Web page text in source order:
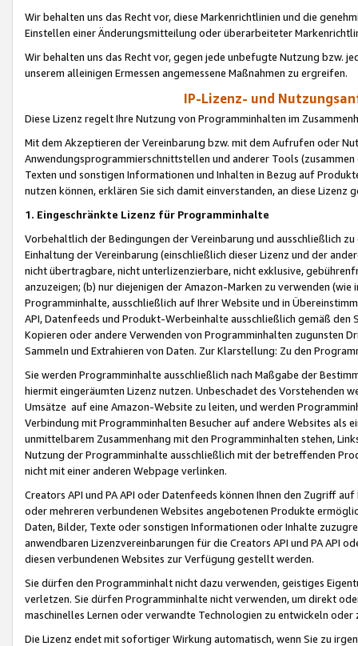
Wir behalten uns das Recht vor, diese Markenrichtlinien und die
Einstellen einer Änderungsmitteilung oder überarbeiteter
Wir behalten uns das Recht vor, gegen jede unbefugte Nutzung bzw.
unserem alleinigen Ermessen angemessene Maßnahmen zu ergreifen.
IP-Lizenz- und
Diese Lizenz regelt Ihre Nutzung von Programminhalten im
Mit dem Akzeptieren der Vereinbarung bzw. mit dem Aufrufen oder
Anwendungsprogrammierschnittstellen und anderer Tools (zusammen
Texten und sonstigen Informationen und Inhalten in Bezug auf
nutzen können, erklären Sie sich damit einverstanden, an diese Lizenz
1. Eingeschränkte Lizenz für Programminhalte
Vorbehaltlich der Bedingungen der Vereinbarung und ausschließlich
Einhaltung der Vereinbarung (einschließlich dieser Lizenz und der
nicht übertragbare, nicht unterlizenzierbare, nicht exklusive,
anzuzeigen; (b) nur diejenigen der Amazon-Marken zu verwenden
Programminhalte, ausschließlich auf Ihrer Website und in
API, Datenfeeds und Produkt-Werbeinhalte ausschließlich gemäß
Kopieren oder andere Verwenden von Programminhalten zugunsten
Sammeln und Extrahieren von Daten. Zur Klarstellung: Zu den
Sie werden Programminhalte ausschließlich nach Maßgabe der
hiermit eingeräumten Lizenz nutzen. Unbeschadet des Vorstehenden
Umsätze auf eine Amazon-Website zu leiten, und werden
Verbindung mit Programminhalten Besucher auf andere Websites als
unmittelbarem Zusammenhang mit den Programminhalten stehen,
Nutzung der Programminhalte ausschließlich mit der betreffenden
nicht mit einer anderen Webpage verlinken.
Creators API und PA API oder Datenfeeds können Ihnen den Zugriff
oder mehreren verbundenen Websites angebotenen Produkte
Daten, Bilder, Texte oder sonstigen Informationen oder Inhalte
anwendbaren Lizenzvereinbarungen für die Creators API und PA API
diesen verbundenen Websites zur Verfügung gestellt werden.
Sie dürfen den Programminhalt nicht dazu verwenden, geistiges
verletzen. Sie dürfen Programminhalte nicht verwenden, um direkt
maschinelles Lernen oder verwandte Technologien zu entwickeln
Die Lizenz endet mit sofortiger Wirkung automatisch, wenn Sie zu